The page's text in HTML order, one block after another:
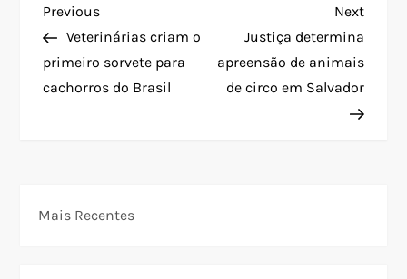
N
a
v
a
Previous
Post
Previous
Veterinárias criam o
primeiro sorvete para
cachorros do Brasil
Next
Post
Next
Justiça determina
apreensão de animais
de circo em Salvador
Mais Recentes